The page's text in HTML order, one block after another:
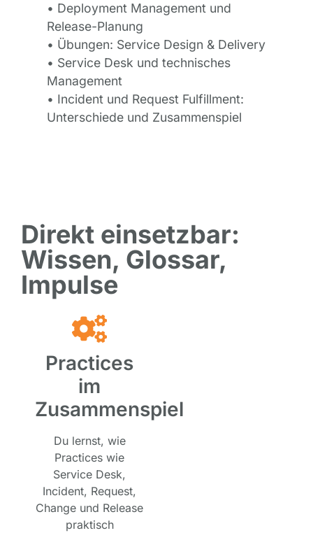
• Deployment Management und
Release-Planung
• Übungen: Service Design & Delivery
• Service Desk und technisches
Management
• Incident und Request Fulfillment:
Unterschiede und Zusammenspiel
Direkt einsetzbar:
Wissen, Glossar,
Impulse
Practices
im
Zusammenspiel
Du lernst, wie
Practices wie
Service Desk,
Incident, Request,
Change und Release
praktisch